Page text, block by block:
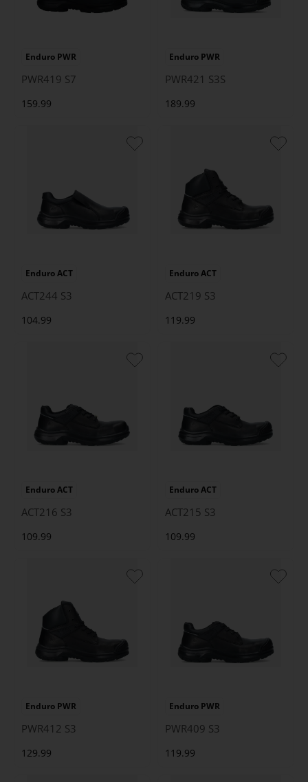
Enduro PWR
PWR419 S7
159.99
Enduro PWR
PWR421 S3S
189.99
Enduro ACT
ACT244 S3
104.99
Enduro ACT
ACT219 S3
119.99
Enduro ACT
ACT216 S3
109.99
Enduro ACT
ACT215 S3
109.99
Enduro PWR
PWR412 S3
129.99
Enduro PWR
PWR409 S3
119.99